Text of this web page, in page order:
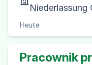
Niederlassung
Heute
Pracownik